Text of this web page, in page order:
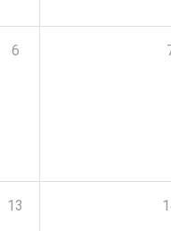
6
13